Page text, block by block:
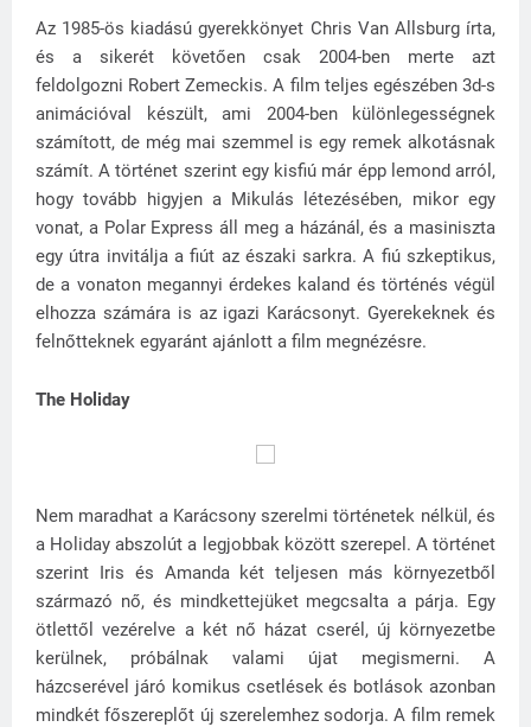
Az 1985-ös kiadású gyerekkönyet Chris Van Allsburg írta,
és a sikerét követően csak 2004-ben merte azt
feldolgozni Robert Zemeckis. A film teljes egészében 3d-s
animációval készült, ami 2004-ben különlegességnek
számított, de még mai szemmel is egy remek alkotásnak
számít. A történet szerint egy kisfiú már épp lemond arról,
hogy tovább higyjen a Mikulás létezésében, mikor egy
vonat, a Polar Express áll meg a házánál, és a masiniszta
egy útra invitálja a fiút az északi sarkra. A fiú szkeptikus,
de a vonaton megannyi érdekes kaland és történés végül
elhozza számára is az igazi Karácsonyt. Gyerekeknek és
felnőtteknek egyaránt ajánlott a film megnézésre.
The Holiday
Nem maradhat a Karácsony szerelmi történetek nélkül, és
a Holiday abszolút a legjobbak között szerepel. A történet
szerint Iris és Amanda két teljesen más környezetből
származó nő, és mindkettejüket megcsalta a párja. Egy
ötlettől vezérelve a két nő házat cserél, új környezetbe
kerülnek, próbálnak valami újat megismerni. A
házcserével járó komikus csetlések és botlások azonban
mindkét főszereplőt új szerelemhez sodorja. A film remek